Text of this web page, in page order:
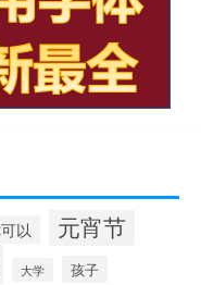
以 元宵节
大学 孩子